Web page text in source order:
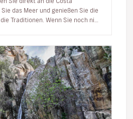
das Meer und genießen Sie die
Wenn Sie noch nie